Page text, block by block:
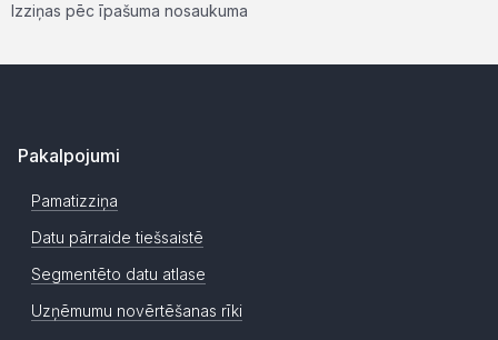
Izziņas pēc īpašuma nosaukuma
Pakalpojumi
Pamatizziņa
Datu pārraide tiešsaistē
Segmentēto datu atlase
Uzņēmumu novērtēšanas rīki